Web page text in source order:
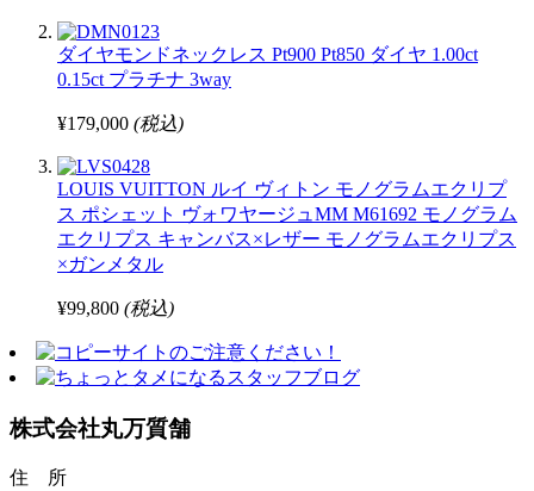
ダイヤモンドネックレス Pt900 Pt850 ダイヤ 1.00ct
0.15ct プラチナ 3way
¥179,000 (税込)
LOUIS VUITTON ルイ ヴィトン モノグラムエクリプ
ス ポシェット ヴォワヤージュMM M61692 モノグラム
エクリプス キャンバス×レザー モノグラムエクリプス
×ガンメタル
¥99,800 (税込)
株式会社丸万質舗
住 所